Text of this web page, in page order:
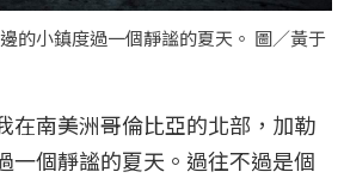
的小鎮度過一個靜謐的夏天。 圖／黃于
在南美洲哥倫比亞的北部，加勒
一個靜謐的夏天。過往不過是個